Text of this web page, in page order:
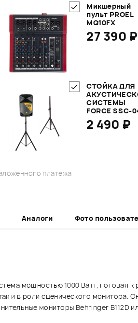
Микшерный
пульт PROEL
MQ10FX
27 390 ₽
СТОЙКА ДЛЯ
СИСТЕМЫ
FORCE SSC-
2 490 ₽
платежа
Аналоги Фото
мощностью 1000 Ватт,
и в роли сценического
мониторы Behringer B112D